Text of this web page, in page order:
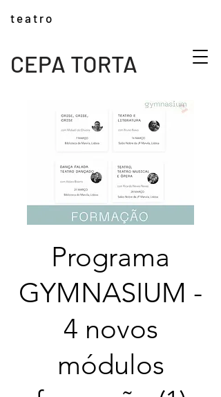
CEPA TORTA
t e a t r o
Programa
GYMNASIUM -
4 novos
módulos